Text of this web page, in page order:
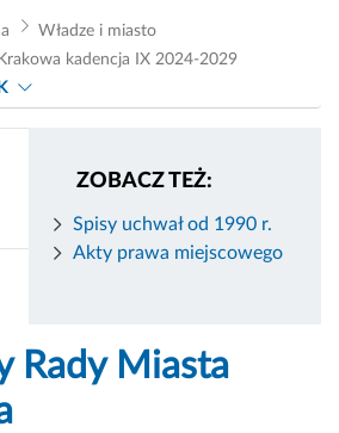
Władze i miasto
kadencja IX 2024-2029
ZOBACZ TEŻ:
Spisy uchwał od 1990 r.
Akty prawa miejscowego
Rady Miasta